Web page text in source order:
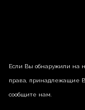
Если Вы обнаружили на
права, принадлежащие
сообщите нам.